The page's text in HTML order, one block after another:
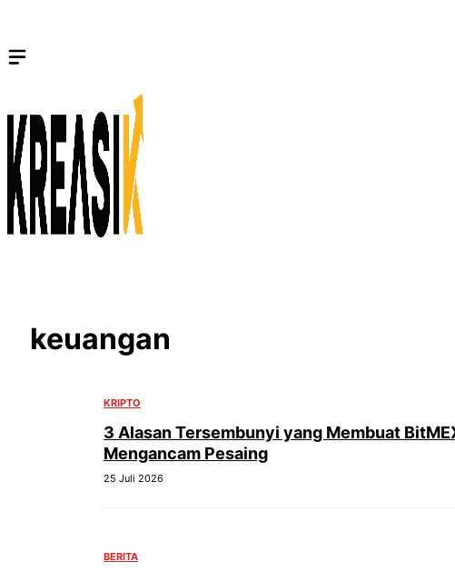
isi
keuangan
KRIPTO
3 Alasan Tersembunyi yang Membuat
Mengancam Pesaing
25 Juli 2026
BERITA